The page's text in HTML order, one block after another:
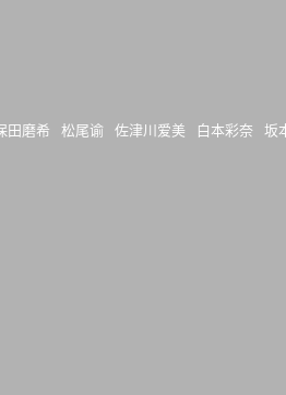
田磨希 松尾谕 佐津川爱美 白本彩奈 坂